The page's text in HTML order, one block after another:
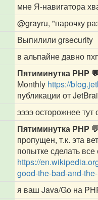
мне Я-навигатора
@grayru, "парочку
Выпилили grsecurity
в альпайне давно
Пятиминутка PHP
Monthly https://
публикации от
ээээ осторожнее тут
Пятиминутка PHP
пропущен, т.к. эта
попытке сделать
https://
good-the-bad-and-
я ваш Java/Go на